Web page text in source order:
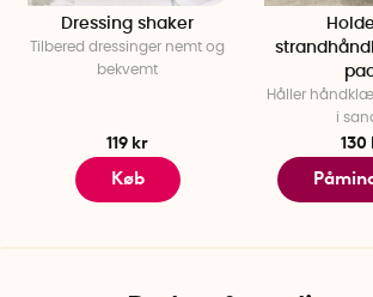
Dressing shaker
Tilbered dressinger nemt og
bekvemt
119 kr
Køb
Håller
i
130